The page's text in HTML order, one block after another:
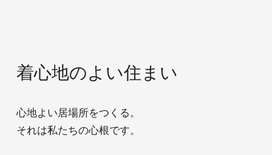
羽島のアトリ
着心地のよい住まい
心地よい居場所をつくる。
それは私たちの心根です。